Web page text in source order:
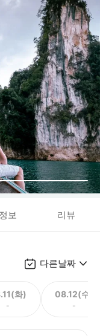
보 리뷰
다른날짜
화)
-
08.12(수)
-